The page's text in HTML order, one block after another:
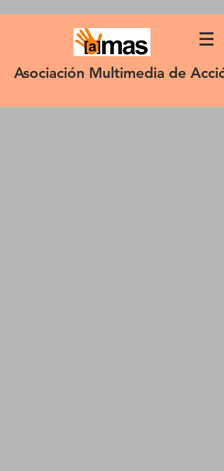
Asociación Multimedia de